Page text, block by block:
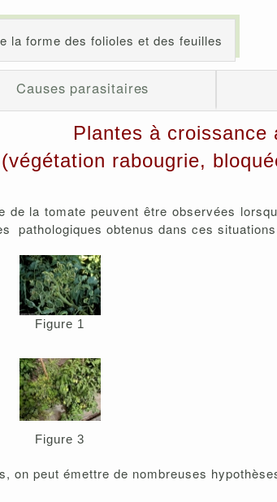
la forme des folioles et des feuilles
Causes parasitaires
Plantes à croissance
(végétation rabougrie,
de la tomate peuvent être observées
pathologiques obtenus dans ces
Figure 1
Figure 3
on peut émettre de nombreuses